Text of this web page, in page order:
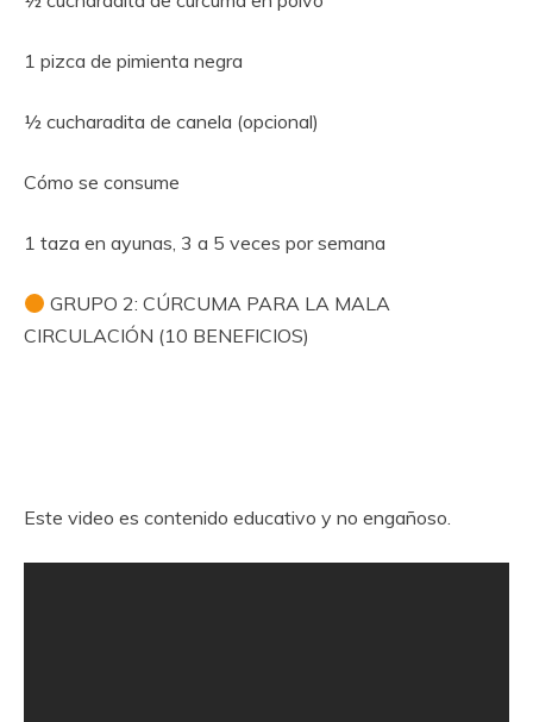
1 pizca de pimienta negra
½ cucharadita de canela (opcional)
Cómo se consume
1 taza en ayunas, 3 a 5 veces por semana
GRUPO 2: CÚRCUMA PARA LA MALA
CIRCULACIÓN (10 BENEFICIOS)
Este video es contenido educativo y no engañoso.